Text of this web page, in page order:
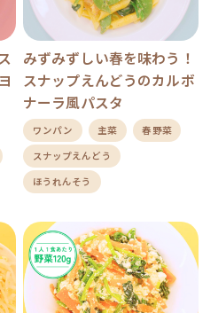
みずみずしい春を味わう！
スナップえんどうのカルボ
ナーラ風パスタ
ワンパン 主菜
春野菜
スナップえんどう
ほうれんそう